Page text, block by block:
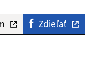
Zdieľať